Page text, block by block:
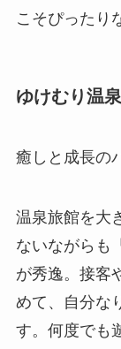
こそぴったり
ゆけむり温
癒しと成長の
温泉旅館を大
ないながらも
が秀逸。接客
めて、自分な
す。何度でも